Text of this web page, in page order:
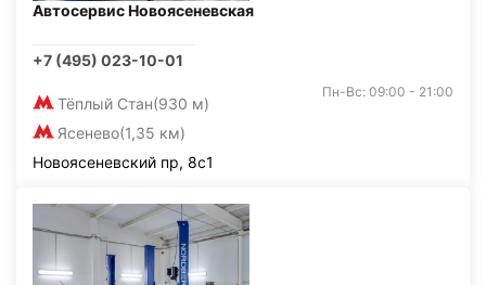
Автосервис Новоясеневская
+7 (495) 023-10-01
Тёплый Стан(930 м)
Ясенево(1,35 км)
Пн-Вс: 09:00 - 21:00
Новоясеневский пр, 8с1